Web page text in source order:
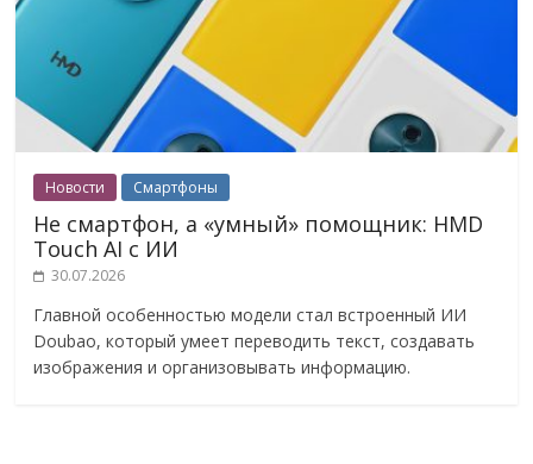
Новости Смартфоны
Не смартфон, а «умный» помощник: HMD
Touch AI с ИИ
30.07.2026
Главной особенностью модели стал встроенный ИИ
Doubao, который умеет переводить текст, создавать
изображения и организовывать информацию.